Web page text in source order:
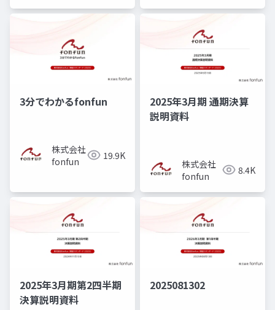
3分でわかるfonfun
株式会社
fonfun
19.9K
2025年3月期 通期決算
説明資料
株式会社
fonfun
8.4K
2025年3月期第2四半期
決算説明資料
2025081302